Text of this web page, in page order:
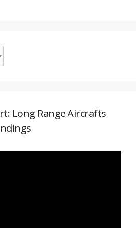
Long Range Aircrafts